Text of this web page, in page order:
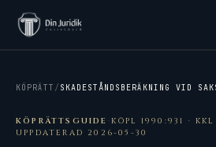
KÖPRÄTT / SKADESTÅNDSBERÄKNING VID
KÖPRÄTTSGUIDE · KÖPL 1990:931 ·
UPPDATERAD 2026-05-30